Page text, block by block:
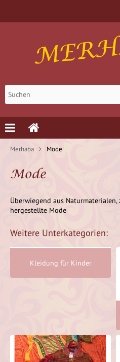
Merhaba Mode
Mode
Überwiegend aus
hergestellte Mode
Weitere Unterkategorien:
Kleidung für Kinder